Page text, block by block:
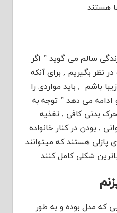
هستند
سالم می گوید ” اگر
نظر بگیریم , برای آنکه
باشم , باید مواردی را
می دهد ” توجه به
بدنی کافی , تغذیه
, بودن در کنار خانواده
هستند که میتوانند
شکلی کامل کنند
که مدل بوده و به طور